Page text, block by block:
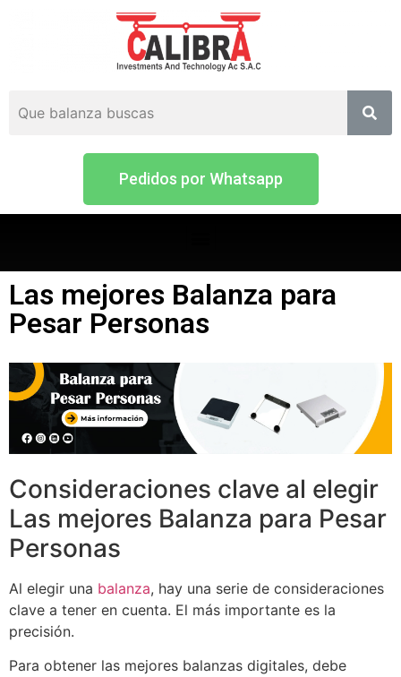
Pedidos por Whatsapp
Las mejores Balanza para
Pesar Personas
Consideraciones clave al elegir
Las mejores Balanza para Pesar
Personas
Al elegir una balanza, hay una serie de consideraciones
clave a tener en cuenta. El más importante es la
precisión.
Para obtener las mejores balanzas digitales, debe